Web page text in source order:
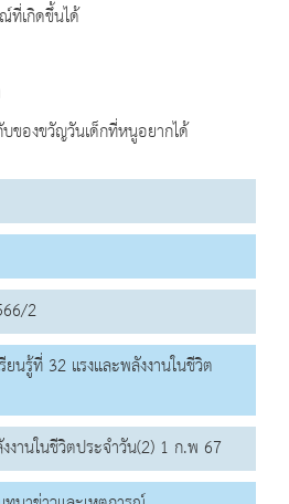
ที่เกิดขึ้นได้
บของขวัญวันเด็กที่หนูอยากได้
2
ยนรู้ที่ 32 แรงและพลังงานในชีวิต
งานในชีวิตประจำวัน(2) 1 ก.พ 67